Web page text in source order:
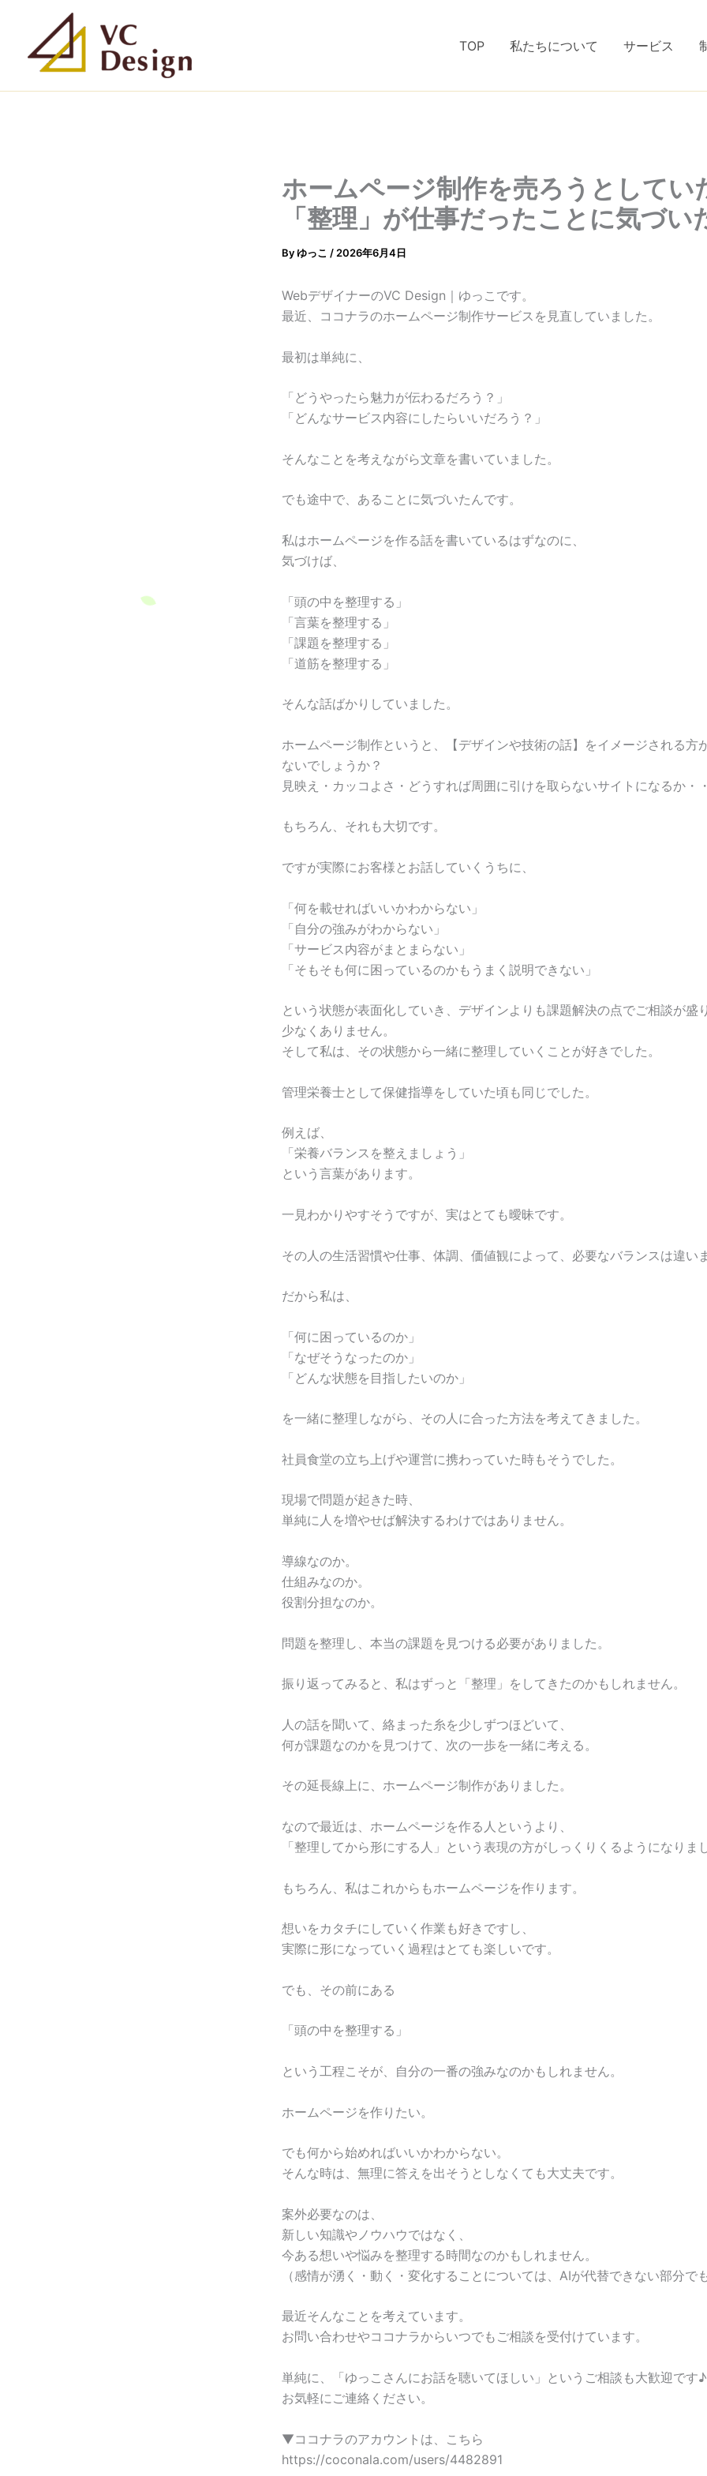
キ
TOP 私たちについて サービス
ホームページ制作を売ろうとしてい
「整理」が仕事だったことに気づい
Byゆっこ / 2026年6月4日
WebデザイナーのVC Design｜ゆっこです。
最近、ココナラのホームページ制作サービスを見直していました。
最初は単純に、
「どうやったら魅力が伝わるだろう？」
「どんなサービス内容にしたらいいだろう？」
そんなことを考えながら文章を書いていました。
でも途中で、あることに気づいたんです。
私はホームページを作る話を書いているはずなのに、
気づけば、
「頭の中を整理する」
「言葉を整理する」
「課題を整理する」
「道筋を整理する」
そんな話ばかりしていました。
ホームページ制作というと、【デザインや技術の話】をイメージされる方
ないでしょうか？
見映え・カッコよさ・どうすれば周囲に引けを取らないサイトになるか・
もちろん、それも大切です。
ですが実際にお客様とお話していくうちに、
「何を載せればいいかわからない」
「自分の強みがわからない」
「サービス内容がまとまらない」
「そもそも何に困っているのかもうまく説明できない」
という状態が表面化していき、デザインよりも課題解決の点でご相談が盛
少なくありません。
そして私は、その状態から一緒に整理していくことが好きでした。
管理栄養士として保健指導をしていた頃も同じでした。
例えば、
「栄養バランスを整えましょう」
という言葉があります。
一見わかりやすそうですが、実はとても曖昧です。
その人の生活習慣や仕事、体調、価値観によって、必要なバランスは違い
だから私は、
「何に困っているのか」
「なぜそうなったのか」
「どんな状態を目指したいのか」
を一緒に整理しながら、その人に合った方法を考えてきました。
社員食堂の立ち上げや運営に携わっていた時もそうでした。
現場で問題が起きた時、
単純に人を増やせば解決するわけではありません。
導線なのか。
仕組みなのか。
役割分担なのか。
問題を整理し、本当の課題を見つける必要がありました。
振り返ってみると、私はずっと「整理」をしてきたのかもしれません。
人の話を聞いて、絡まった糸を少しずつほどいて、
何が課題なのかを見つけて、次の一歩を一緒に考える。
その延長線上に、ホームページ制作がありました。
なので最近は、ホームページを作る人というより、
「整理してから形にする人」という表現の方がしっくりくるようになりま
もちろん、私はこれからもホームページを作ります。
想いをカタチにしていく作業も好きですし、
実際に形になっていく過程はとても楽しいです。
でも、その前にある
「頭の中を整理する」
という工程こそが、自分の一番の強みなのかもしれません。
ホームページを作りたい。
でも何から始めればいいかわからない。
そんな時は、無理に答えを出そうとしなくても大丈夫です。
案外必要なのは、
新しい知識やノウハウではなく、
今ある想いや悩みを整理する時間なのかもしれません。
（感情が湧く・動く・変化することについては、AIが代替できない部分で
最近そんなことを考えています。
お問い合わせやココナラからいつでもご相談を受付けています。
単純に、「ゆっこさんにお話を聴いてほしい」というご相談も大歓迎です♪
お気軽にご連絡ください。
▼ココナラのアカウントは、こちら
https://coconala.com/users/4482891